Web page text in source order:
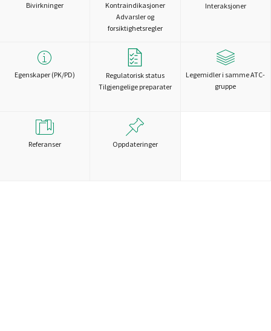
Bivirkninger
Kontraindikasjoner
Advarsler og
forsiktighetsregler
Interaksjoner
Egenskaper (PK/PD)
Regulatorisk status
Tilgjengelige preparater
Legemidler i samme ATC-
gruppe
Referanser Oppdateringer